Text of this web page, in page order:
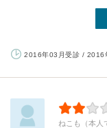
2016年03月受診 / 2016
ねこも（本人